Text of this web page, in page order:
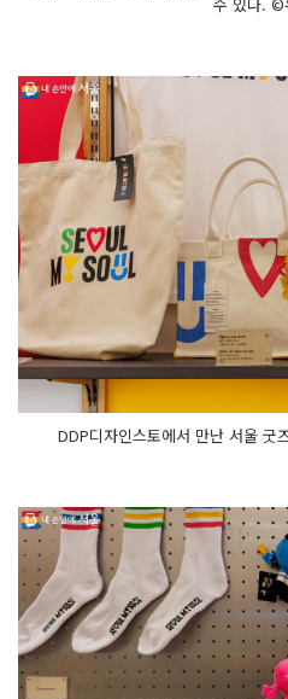
수 있다. ©
DDP디자인스토에서 만난 서울 굿